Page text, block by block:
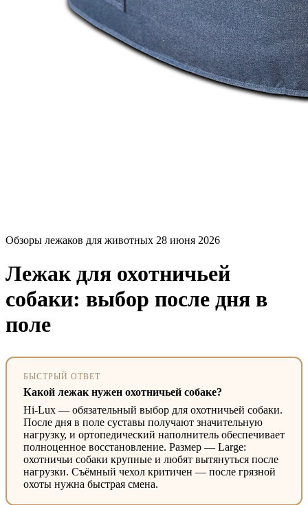
Обзоры лежаков для животных 28 июня 2026
Лежак для охотничьей
собаки: выбор после дня в
поле
БЫСТРЫЙ ОТВЕТ
Какой лежак нужен охотничьей собаке?
Hi-Lux — обязательный выбор для охотничьей собаки.
После дня в поле суставы получают значительную
нагрузку, и ортопедический наполнитель обеспечивает
полноценное восстановление. Размер — Large:
охотничьи собаки крупные и любят вытянуться после
нагрузки. Съёмный чехол критичен — после грязной
охоты нужна быстрая смена.